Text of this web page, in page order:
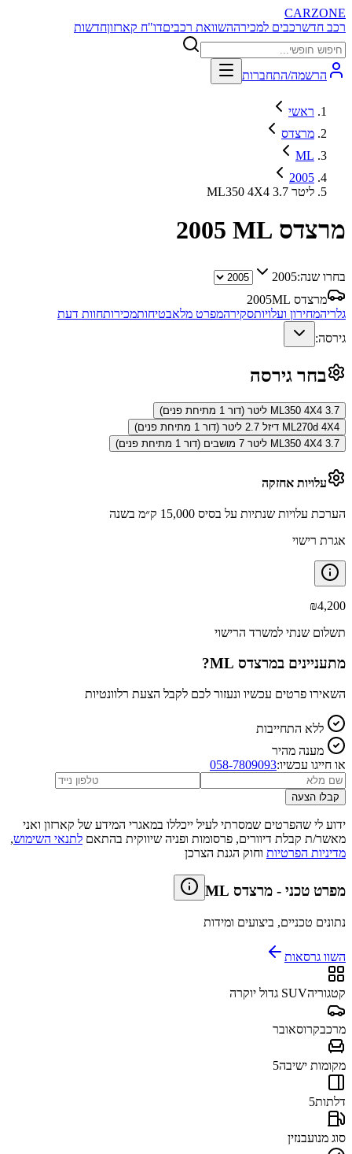
CARZONE
רכב חדשרכבים למכירההשוואת רכביםדו"ח קארזוןחדשות
הרשמה/התחברות
ראשי
מרצדס
ML
2005
ML350 4X4 3.7 ליטר
מרצדס ML 2005
בחרו שנה:2005
מרצדס ML
2005
גלריהמחירון ועלויותסקירהמפרט מלאבטיחותמכירותחוות דעת
גירסה:
בחר גירסה
ML350 4X4 3.7 ליטר (דור 1 מתיחת פנים)
ML270d 4X4 דיזל 2.7 ליטר (דור 1 מתיחת פנים)
ML350 4X4 3.7 ליטר 7 מושבים (דור 1 מתיחת פנים)
עלויות אחזקה
הערכת עלויות שנתיות על בסיס 15,000 ק״מ בשנה
אגרת רישוי
₪4,200
תשלום שנתי למשרד הרישוי
מתעניינים במרצדס ML ?
השאירו פרטים עכשיו ונעזור לכם לקבל הצעת רלוונטיות
ללא התחייבות
מענה מהיר
או חייגו עכשיו:058-7809093
קבלו הצעה
ידוע לי שהפרטים שמסרתי לעיל ייכללו במאגרי המידע של קארזון ואני
מאשר/ת קבלת דיוורים, פרסומות ופניה שיווקית בהתאם לתנאי השימוש,
מדיניות הפרטיות וחוק הגנת הצרכן
מפרט טכני - מרצדס ML
נתונים טכניים, ביצועים ומידות
השוו גרסאות
קטגוריהSUV גדול יוקרה
מרכבקרוסאובר
מקומות ישיבה5
דלתות5
סוג מנועבנזין